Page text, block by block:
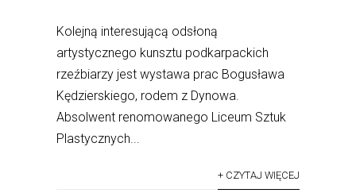
Kolejną interesującą odsłoną
artystycznego kunsztu podkarpackich
rzeźbiarzy jest wystawa prac Bogusława
Kędzierskiego, rodem z Dynowa.
Absolwent renomowanego Liceum Sztuk
Plastycznych...
+ CZYTAJ WIĘCEJ